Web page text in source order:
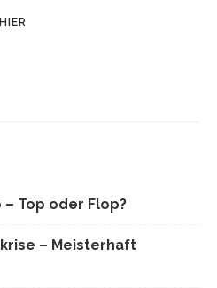
Top oder Flop?
– Meisterhaft